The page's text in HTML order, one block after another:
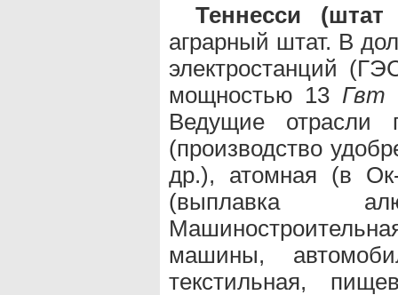
Теннесси
аграрный штат. В
электростанций
мощностью 13 Гвт
Ведущие отрасли
(производство
др.), атомная (в
(выплавка
машины,
текстильная,